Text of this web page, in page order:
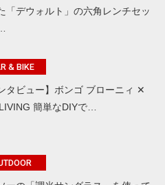
「デウォルト」の六角レンチセッ
& BIKE
タビュー】ボンゴ ブローニィ ✕
簡単なDIYで…